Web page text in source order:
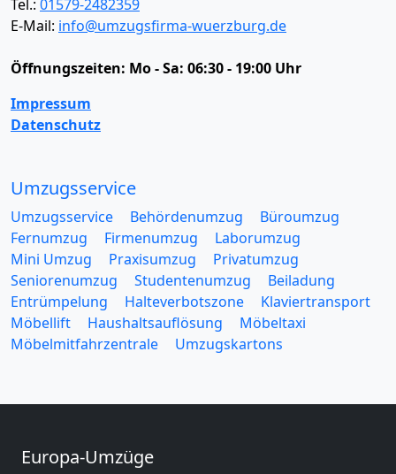
Tel.: 01579-2482359
E-Mail: info@umzugsfirma-wuerzburg.de
Öffnungszeiten: Mo - Sa: 06:30 - 19:00 Uhr
Impressum
Datenschutz
Umzugsservice
Umzugsservice Behördenumzug
Büroumzug
Fernumzug
Firmenumzug
Laborumzug
Mini Umzug
Praxisumzug
Privatumzug
Seniorenumzug
Studentenumzug
Beiladung
Entrümpelung
Halteverbotszone
Klaviertransport
Möbellift
Haushaltsauflösung
Möbeltaxi
Möbelmitfahrzentrale
Umzugskartons
Europa-Umzüge